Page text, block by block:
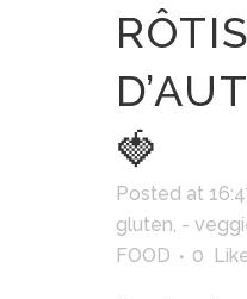
RÔTIS
🍓
Posted at
gluten, -
FOOD
0